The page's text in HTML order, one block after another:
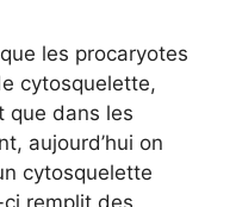
les procaryotes
cytosquelette,
que dans les
aujourd’hui on
cytosquelette
remplit des